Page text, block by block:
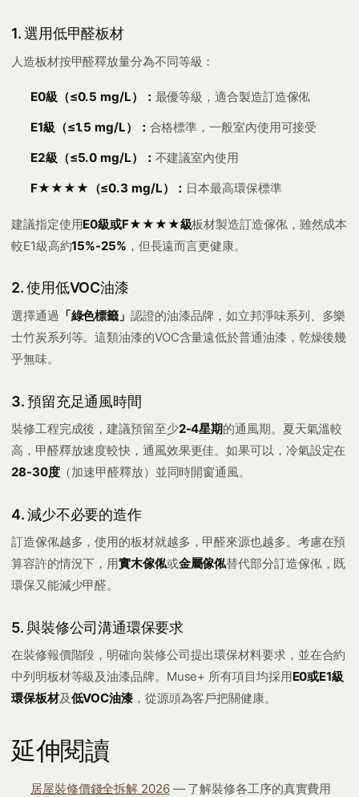
1. 選用低甲醛板材
人造板材按甲醛釋放量分為不同等級：
E0級（≤0.5 mg/L）： 最優等級，適合製造訂造傢俬
E1級（≤1.5 mg/L）： 合格標準，一般室內使用可接受
E2級（≤5.0 mg/L）： 不建議室內使用
F★★★★（≤0.3 mg/L）： 日本最高環保標準
建議指定使用E0級或F★★★★級板材製造訂造傢俬，雖然成本
較E1級高約15%-25% ，但長遠而言更健康。
2. 使用低VOC油漆
選擇通過 「綠色標籤」認證的油漆品牌，如立邦淨味系列、多樂
士竹炭系列等。這類油漆的VOC含量遠低於普通油漆，乾燥後幾
乎無味。
3. 預留充足通風時間
裝修工程完成後，建議預留至少2-4星期的通風期。夏天氣溫較
高，甲醛釋放速度較快，通風效果更佳。如果可以，冷氣設定在
28-30度（加速甲醛釋放）並同時開窗通風。
4. 減少不必要的造作
訂造傢俬越多，使用的板材就越多，甲醛來源也越多。考慮在預
算容許的情況下，用實木傢俬或金屬傢俬替代部分訂造傢俬，既
環保又能減少甲醛。
5. 與裝修公司溝通環保要求
在裝修報價階段，明確向裝修公司提出環保材料要求，並在合約
中列明板材等級及油漆品牌。Muse+ 所有項目均採用E0或E1級
環保板材及低VOC油漆，從源頭為客戶把關健康。
延伸閱讀
居屋裝修價錢全拆解 2026— 了解裝修各工序的真實費用